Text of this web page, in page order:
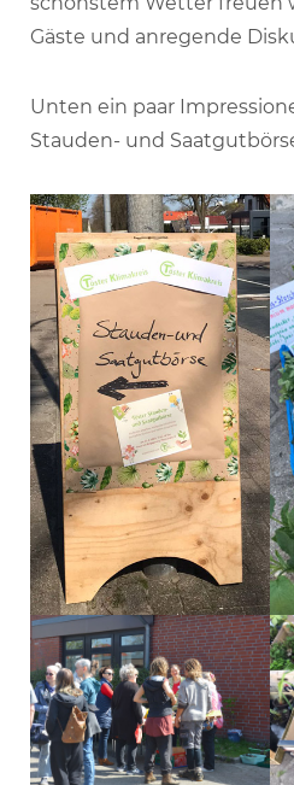
Gäste und anregende
Unten ein paar
Stauden- und